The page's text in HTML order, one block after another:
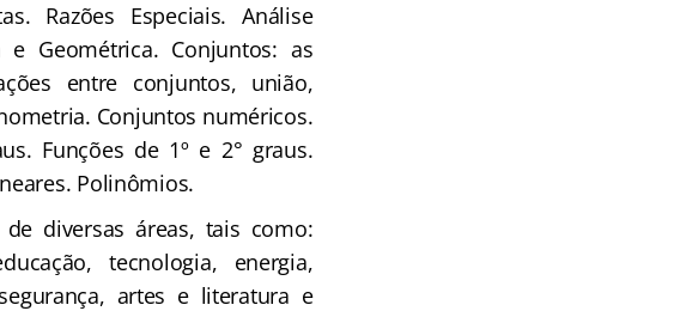
Razões Especiais. Análise
e Geométrica. Conjuntos: as
entre conjuntos, união,
Conjuntos numéricos.
Funções de 1º e 2° graus.
Polinômios.
diversas áreas, tais como:
tecnologia, energia,
artes e literatura e